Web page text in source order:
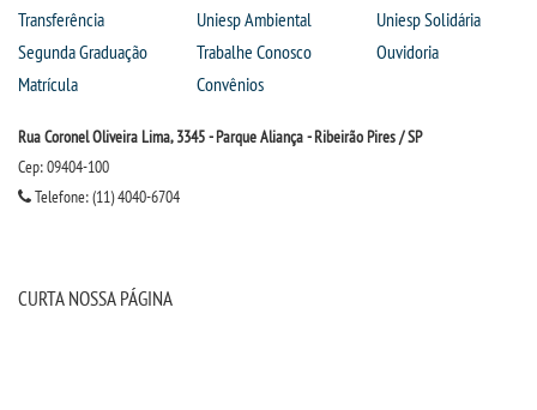
Transferência
Segunda Graduação
Matrícula
Uniesp Ambiental
Trabalhe Conosco
Convênios
Uniesp Solidária
Ouvidoria
Rua Coronel Oliveira Lima, 3345 - Parque Aliança - Ribeirão Pires / SP
Cep: 09404-100
Telefone: (11) 4040-6704
CURTA NOSSA PÁGINA